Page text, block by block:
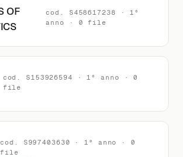
OF
cod. S458617238 · 1°
anno · 0 file
cod. S153926594 · 1° anno · 0
file
cod. S997403630 · 1° anno · 0
file